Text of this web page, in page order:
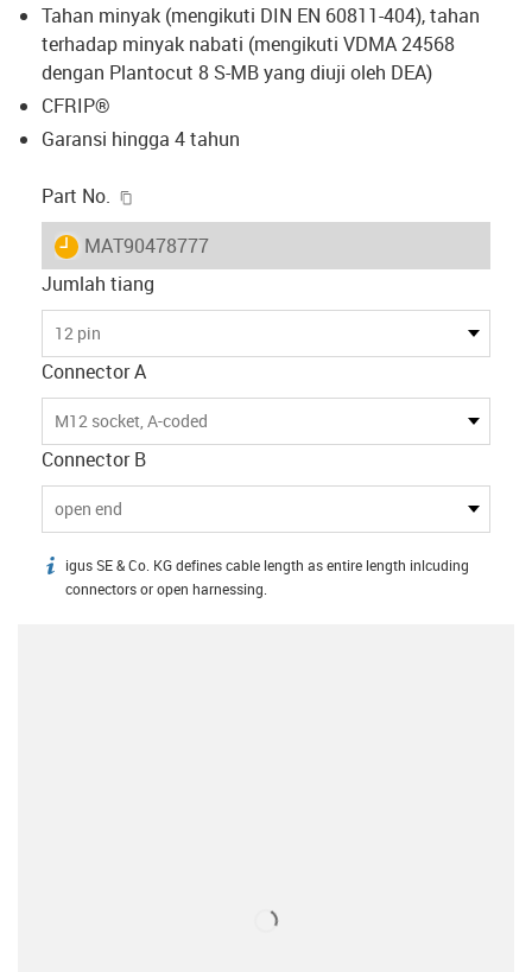
Tahan minyak (mengikuti DIN EN 60811-404), tahan
terhadap minyak nabati (mengikuti VDMA 24568
dengan Plantocut 8 S-MB yang diuji oleh DEA)
CFRIP®
Garansi hingga 4 tahun
Part No.
igus-icon-lieferzeit
MAT90478777
Jumlah tiang
12 pin
Connector A
M12 socket, A-coded
Connector B
open end
igus-icon-info
igus SE & Co. KG defines cable length as entire length inlcuding
connectors or open harnessing.